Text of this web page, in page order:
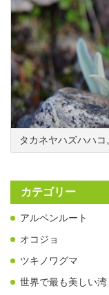
タカネヤハズハハ
カテゴリー
アルペンルート
オコジョ
ツキノワグマ
世界で最も美しい